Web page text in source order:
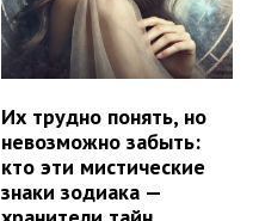
Их трудно понять, но
невозможно забыть:
кто эти мистические
знаки зодиака —